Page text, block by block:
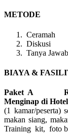
METODE
Ceramah
Diskusi
Tanya Jawab
BIAYA &
Paket A Rp
Menginap di
(1 kamar/peserta)
makan siang,
Training kit, foto